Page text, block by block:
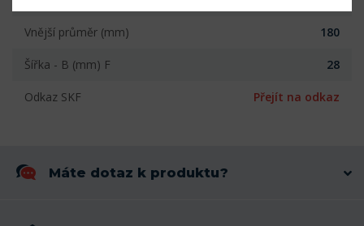
Vnější průměr (mm) 180
Šířka - B (mm) F 28
Odkaz SKF Přejít na odkaz
Máte dotaz k produktu?